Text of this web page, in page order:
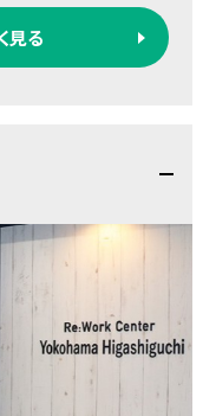
見る